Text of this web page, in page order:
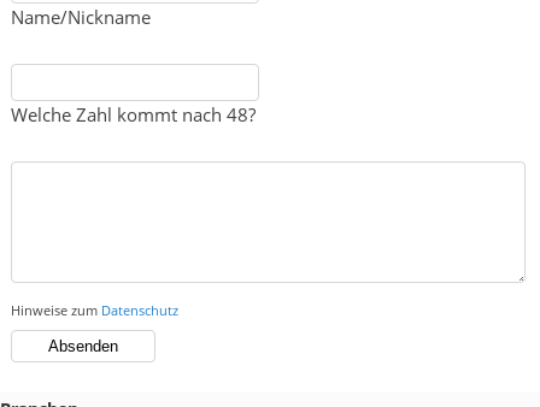
Name/Nickname
Welche Zahl kommt nach 48?
Hinweise zum Datenschutz